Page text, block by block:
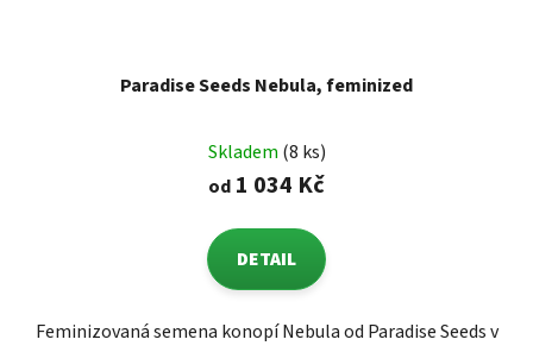
Paradise Seeds Nebula, feminized
Skladem (8 ks)
od 1 034 Kč
DETAIL
Feminizovaná semena konopí Nebula od Paradise Seeds v